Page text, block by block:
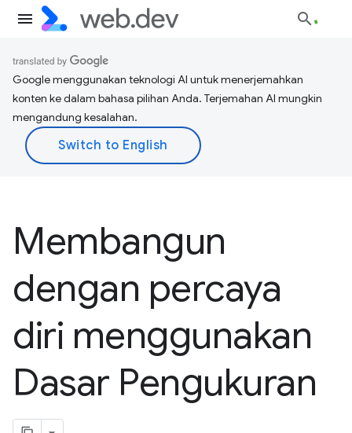
Google menggunakan teknologi AI untuk menerjemahkan
konten ke dalam bahasa pilihan Anda. Terjemahan AI mungkin
mengandung kesalahan.
Membangun
dengan percaya
diri menggunakan
Dasar Pengukuran